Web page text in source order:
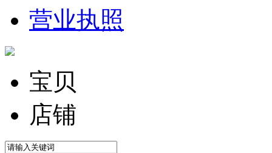
营业执照
宝贝
店铺